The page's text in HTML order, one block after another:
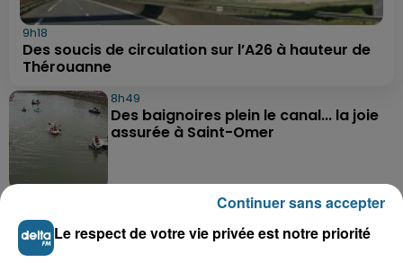
9h18
Des soucis de circulation sur l’A26 à hauteur de
Thérouanne
8h49
Des baignoires plein le canal... la joie
assurée à Saint-Omer
flobards dévoilés ce week-end à...
Le respect de votre vie privée est notre priorité
Continuer sans accepter